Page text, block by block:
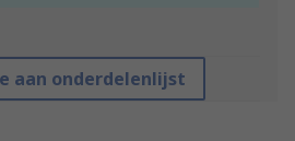
aan onderdelenlijst